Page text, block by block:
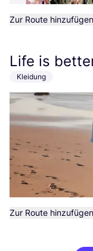
Zur Route hinzufügen
Life is
Kleidung
Zur Route hinzufügen